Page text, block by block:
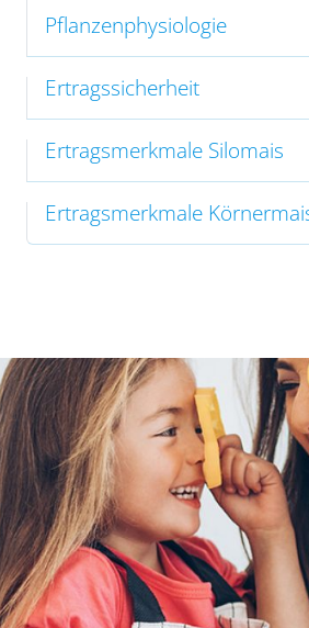
Pflanzenphysiologie
Ertragssicherheit
Ertragsmerkmale Silomais
Ertragsmerkmale